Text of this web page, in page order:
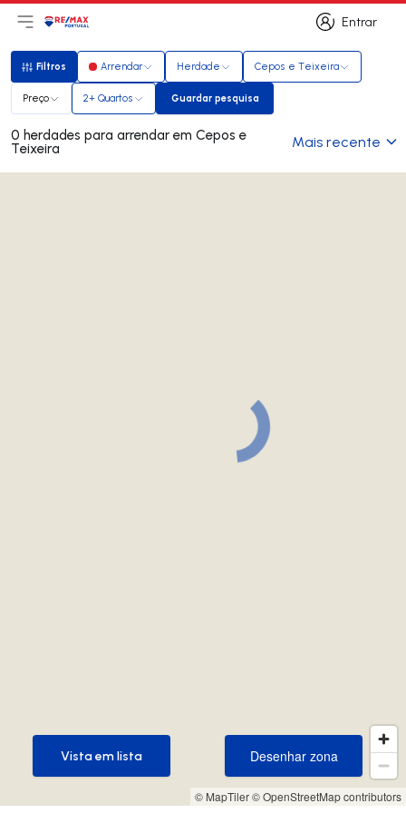
Entrar
Entrar
Abri menu principal
LogoIr para página inicial
Filtros
Filtros Arrendar Herdade Cepos e Teixeira
Preço 2+ Quartos Guardar pesquisa
Guardar pesquisa
0 herdades para arrendar em Cepos e
Teixeira Mais recente
© MapTiler© OpenStreetMap contributors
Desenhar zona
Desenhar zona
Vista em lista
Vista em lista